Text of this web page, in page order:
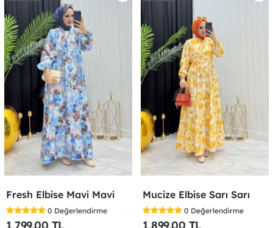
Fresh Elbise Mavi Mavi
0 Değerlendirme
1,799.00 TL
Mucize Elbise Sarı Sarı
0 Değerlendirme
1,899.00 TL